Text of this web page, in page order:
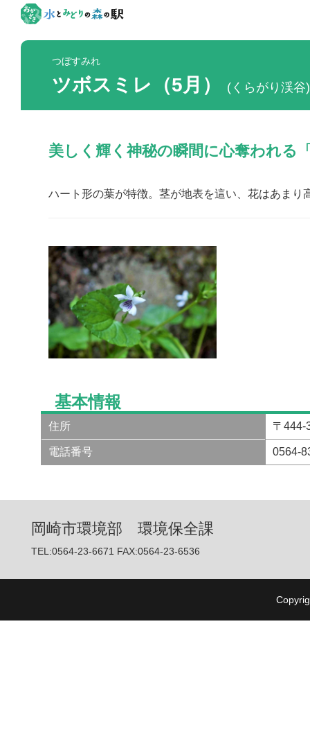
つぼすみれ
ツボスミレ（5月） (くらがり渓谷)
美しく輝く神秘の瞬間に心奪われる
ハート形の葉が特徴。茎が地表を這い、花はあま
基本情報
住所 〒
電話番号 0564-
岡崎市環境部 環境保全課
TEL:0564-23-6671 FAX:0564-23-6536